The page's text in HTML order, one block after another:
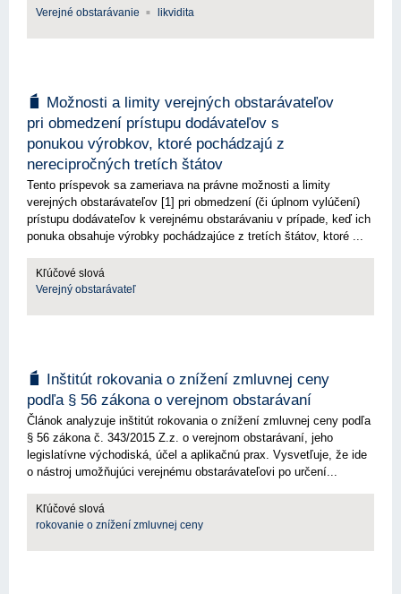
Verejné obstarávanie
likvidita
Možnosti a limity verejných obstarávateľov
pri obmedzení prístupu dodávateľov s
ponukou výrobkov, ktoré pochádzajú z
nerecipročných tretích štátov
Tento príspevok sa zameriava na právne možnosti a limity
verejných obstarávateľov [1] pri obmedzení (či úplnom vylúčení)
prístupu dodávateľov k verejnému obstarávaniu v prípade, keď ich
ponuka obsahuje výrobky pochádzajúce z tretích štátov, ktoré ...
Kľúčové slová
Verejný obstarávateľ
Inštitút rokovania o znížení zmluvnej ceny
podľa § 56 zákona o verejnom obstarávaní
Článok analyzuje inštitút rokovania o znížení zmluvnej ceny podľa
§ 56 zákona č. 343/2015 Z.z. o verejnom obstarávaní, jeho
legislatívne východiská, účel a aplikačnú prax. Vysvetľuje, že ide
o nástroj umožňujúci verejnému obstarávateľovi po určení...
Kľúčové slová
rokovanie o znížení zmluvnej ceny